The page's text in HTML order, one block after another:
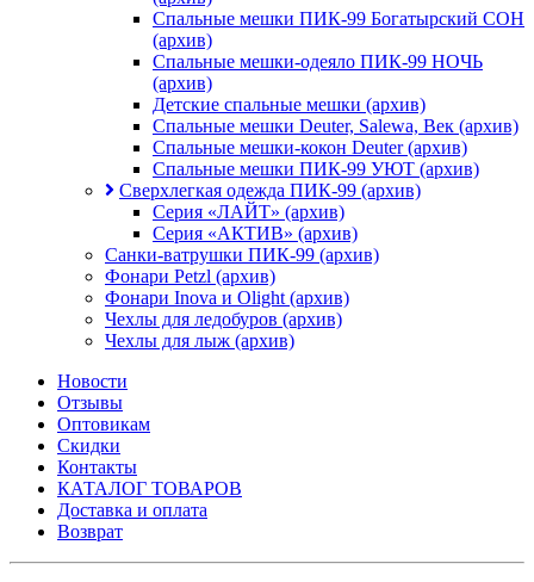
Спальные мешки ПИК-99 Богатырский СОН
(архив)
Спальные мешки-одеяло ПИК-99 НОЧЬ
(архив)
Детские спальные мешки (архив)
Спальные мешки Deuter, Salewa, Век (архив)
Спальные мешки-кокон Deuter (архив)
Спальные мешки ПИК-99 УЮТ (архив)
Сверхлегкая одежда ПИК-99 (архив)
Серия «ЛАЙТ» (архив)
Серия «АКТИВ» (архив)
Санки-ватрушки ПИК-99 (архив)
Фонари Petzl (архив)
Фонари Inova и Olight (архив)
Чехлы для ледобуров (архив)
Чехлы для лыж (архив)
Новости
Отзывы
Оптовикам
Скидки
Контакты
КАТАЛОГ ТОВАРОВ
Доставка и оплата
Возврат